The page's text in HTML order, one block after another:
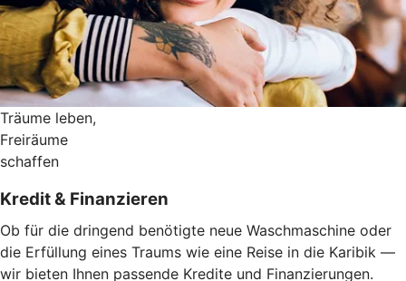
Träume leben,
Freiräume
schaffen
Kredit & Finanzieren
Ob für die dringend benötigte neue Waschmaschine oder
die Erfüllung eines Traums wie eine Reise in die Karibik —
wir bieten Ihnen passende Kredite und Finanzierungen.